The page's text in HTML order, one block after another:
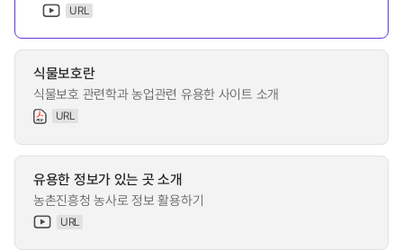
URL
식물보호란
식물보호 관련학과 농업관련 유용한 사이트 소개
URL
유용한 정보가 있는 곳 소개
농촌진흥청 농사로 정보 활용하기
URL